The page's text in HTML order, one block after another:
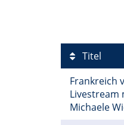
Titel
Frankreich
Livestream
Michaele